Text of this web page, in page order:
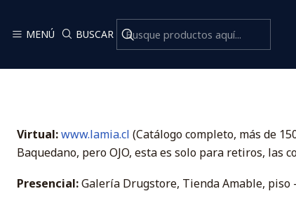
MENÚ BUSCAR
Virtual:www.lamia.cl (Catálogo completo, más de
Baquedano, pero OJO, esta es solo para retiros, las
Presencial:Galería Drugstore, Tienda Amable, piso